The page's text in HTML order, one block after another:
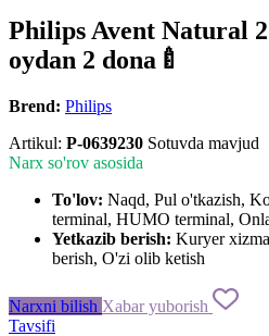
Philips Avent Natural
oydan 2 dona🍼
Brend: Philips
Artikul: P-0639230 Sotuvda mavjud
Narx so'rov asosida
To'lov: Naqd, Pul o'tkazish,
terminal, HUMO terminal,
Yetkazib berish: Kuryer
berish, O'zi olib ketish
Narxni bilish Xabar yuborish
Tavsifi